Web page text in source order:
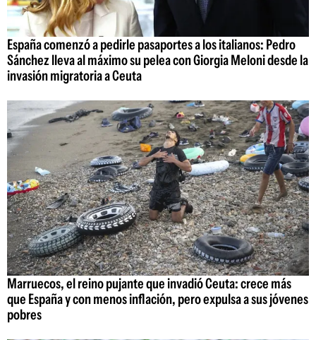
España comenzó a pedirle pasaportes a los italianos: Pedro
Sánchez lleva al máximo su pelea con Giorgia Meloni desde la
invasión migratoria a Ceuta
Marruecos, el reino pujante que invadió Ceuta: crece más
que España y con menos inflación, pero expulsa a sus jóvenes
pobres